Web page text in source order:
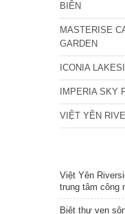
BIÊN
MASTERISE
GARDEN
ICONIA
IMPERIA SKY
VIỆT YÊN
Việt Yên
trung tâm công
Biệt thự ven